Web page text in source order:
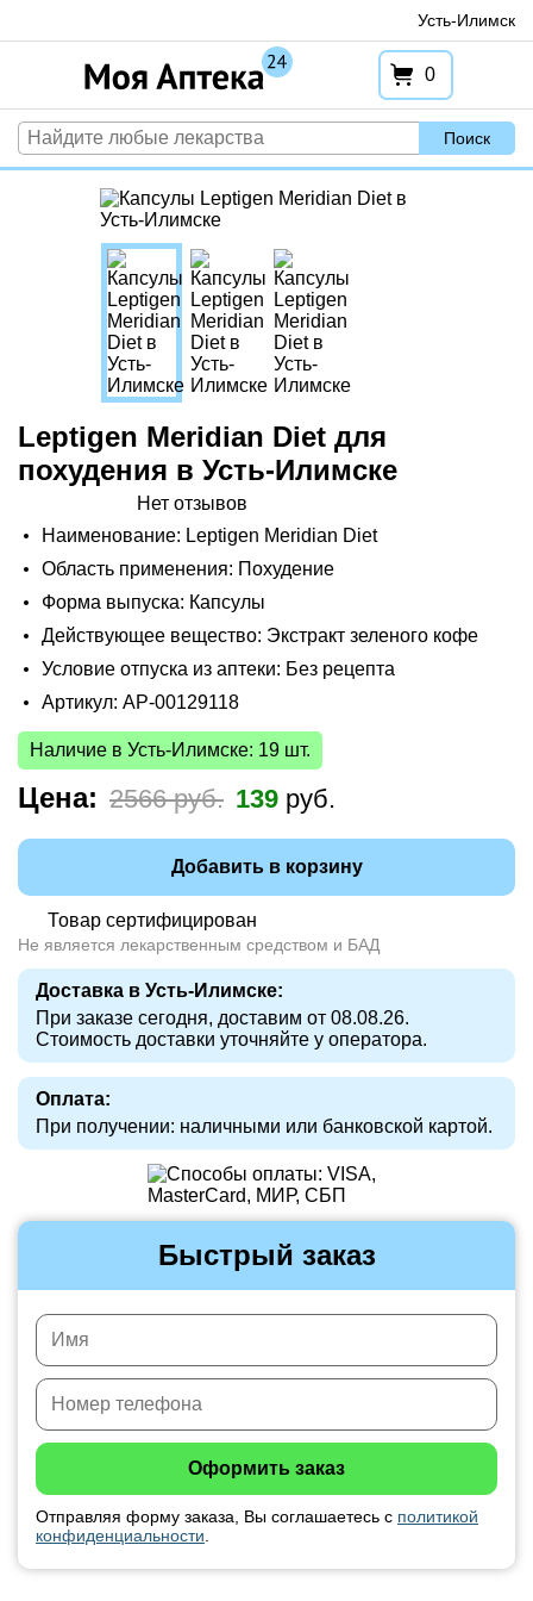
Усть-Илимск
0
Поиск
Leptigen Meridian Diеt для
похудения в Усть-Илимске
Нет отзывов
Наименование: Leptigen Meridian Diеt
Область применения: Похудение
Форма выпуска: Капсулы
Действующее вещество: Экстракт зеленого кофе
Условие отпуска из аптеки: Без рецепта
Артикул: AP-00129118
Наличие в Усть-Илимске: 19 шт.
Цена: 2566 руб. 139 руб.
Товар сертифицирован
Не является лекарственным средством и БАД
Доставка в Усть-Илимске:
При заказе сегодня, доставим от 08.08.26.
Стоимость доставки уточняйте у оператора.
Оплата:
При получении: наличными или банковской картой.
Добавить в корзину
Быстрый заказ
Отправляя форму заказа, Вы соглашаетесь с политикой
конфиденциальности